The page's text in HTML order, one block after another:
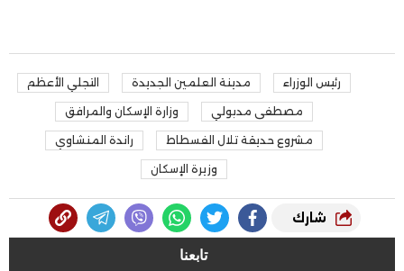
رئيس الوزراء مدينة العلمين الجديدة التجلي الأعظم
مصطفى مدبولي وزارة الإسكان والمرافق
مشروع حديقة تلال الفسطاط راندة المنشاوي
وزيرة الإسكان
شارك
تابعنا